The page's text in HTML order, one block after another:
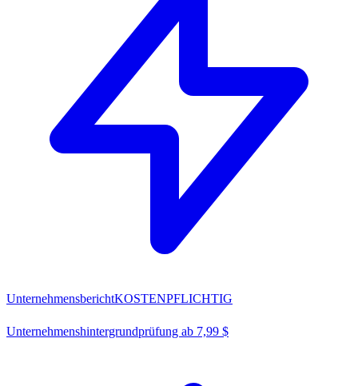
UnternehmensberichtKOSTENPFLICHTIG
Unternehmenshintergrundprüfung ab 7,99 $